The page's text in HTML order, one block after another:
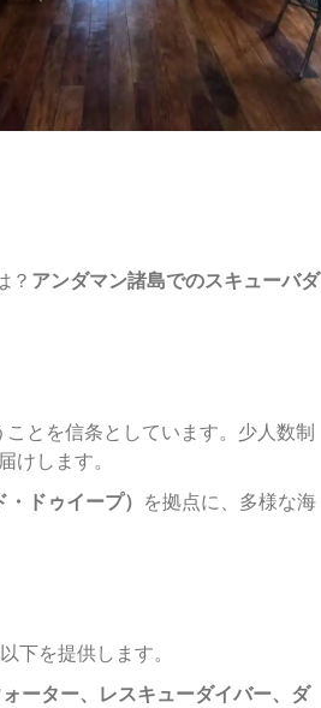
？ アンダマン諸島でのスキューバダ
とを信条としています。少人数制
します。
ドゥイープ） を拠点に、多様な海
下を提供します。
ーター、レスキューダイバー、ダ